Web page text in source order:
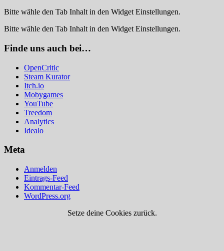
Bitte wähle den Tab Inhalt in den Widget Einstellungen.
Bitte wähle den Tab Inhalt in den Widget Einstellungen.
Finde uns auch bei…
OpenCritic
Steam Kurator
Itch.io
Mobygames
YouTube
Treedom
Analytics
Idealo
Meta
Anmelden
Eintrags-Feed
Kommentar-Feed
WordPress.org
Setze deine Cookies zurück.